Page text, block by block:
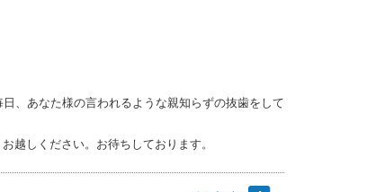
、あなた様の言われるような親知らずの抜歯をして
越しください。お待ちしております。